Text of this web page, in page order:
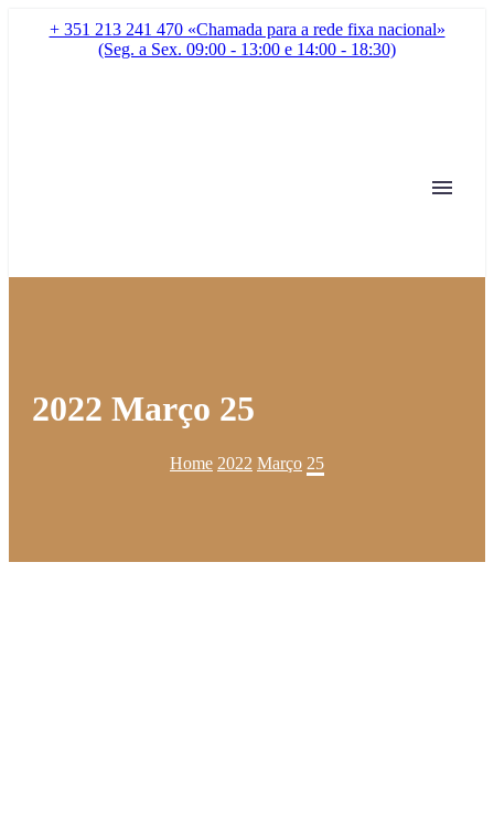
+ 351 213 241 470 «Chamada para a rede fixa nacional»
(Seg. a Sex. 09:00 - 13:00 e 14:00 - 18:30)
2022 Março 25
Home 2022 Março 25